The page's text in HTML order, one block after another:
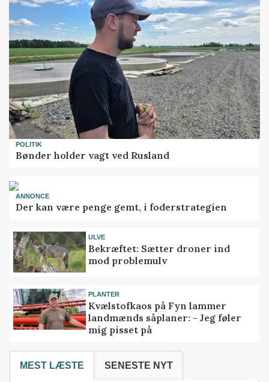
POLITIK
Bønder holder vagt ved Rusland
ANNONCE
Der kan være penge gemt, i foderstrategien
ULVE
Bekræftet: Sætter droner ind
mod problemulv
PLANTER
Kvælstofkaos på Fyn lammer
landmænds såplaner: - Jeg føler
mig pisset på
MEST LÆSTE SENESTE NYT